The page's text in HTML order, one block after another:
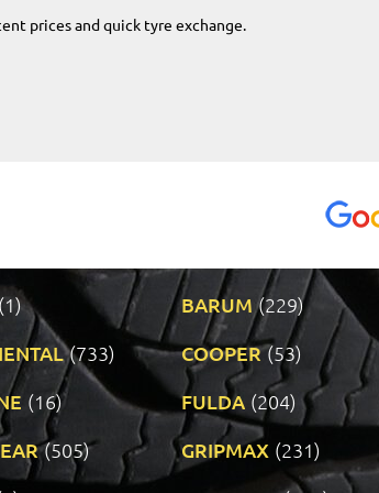
prices and quick tyre exchange.
BARUM (229)
(733) COOPER (53)
(16) FULDA (204)
(505) GRIPMAX (231)